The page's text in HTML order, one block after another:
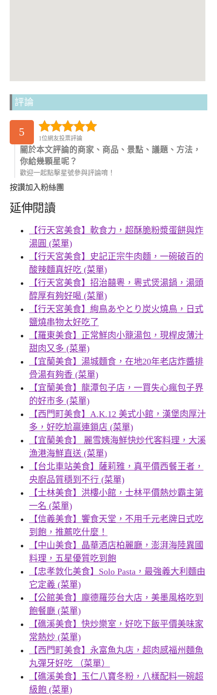
評論
5
1位網友投票評論
關於本文評論的商家、商品、景點、議題、方法，
你給幾顆星呢？
歡迎一起點擊星號參與評論唷！
按讚加入粉絲團
延伸閱讀
【行天宮美食】軟食力，超酥脆粉漿蛋餅與炸
湯圓 (菜單)
【行天宮美食】史記正宗牛肉麵，一碗破百的
酸辣麵真好吃 (菜單)
【行天宮美食】招治囍粵，粵式煲湯鍋，湯頭
醇厚有夠好喝 (菜單)
【行天宮美食】絢鳥あやとり炭火燒鳥，日式
鹽燒串物太好吃了
【羅東美食】正常鮮肉小籠湯包，現桿皮薄汁
甜肉又多 (菜單)
【宜蘭美食】湯城麵食，在地20年老店炸醬排
骨湯有夠香 (菜單)
【宜蘭美食】龍潭包子店，一買失心瘋包子界
的好市多 (菜單)
【西門町美食】A.K.12 美式小館，漢堡肉厚汁
多，好吃尬贏連鎖店 (菜單)
【宜蘭美食】 麗雪姨海鮮快炒代客料理，大溪
漁港海鮮直送 (菜單)
【台北車站美食】薩莉雅，真平價西餐王者，
央廚品質穩到不行 (菜單)
【士林美食】洪樓小館，士林平價熱炒霸主第
一名 (菜單)
【信義美食】饗食天堂，不用千元老牌日式吃
到飽，推薦吃什麼！
【中山美食】晶華酒店柏麗廳，澎湃海陸異國
料理，五星優質吃到飽
【忠孝敦化美食】Solo Pasta，最強義大利麵由
它定義 (菜單)
【公館美食】龐德羅莎台大店，美墨風格吃到
飽餐廳 (菜單)
【礁溪美食】快炒樂室，好吃下飯平價美味家
常熱炒 (菜單)
【西門町美食】永富魚丸店，超肉感福州麵魚
丸彈牙好吃 （菜單）
【礁溪美食】玉仁八寶冬粉，八樣配料一碗超
級飽 (菜單)